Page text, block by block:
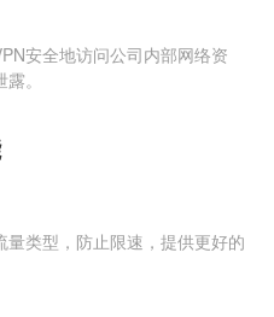
安全地访问公司内部网络资
。
量类型，防止限速，提供更好的